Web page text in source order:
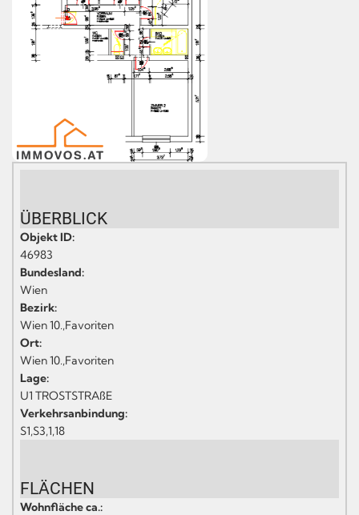
ÜBERBLICK
Objekt ID:
46983
Bundesland:
Wien
Bezirk:
Wien 10.,Favoriten
Ort:
Wien 10.,Favoriten
Lage:
U1 TROSTSTRAßE
Verkehrsanbindung:
S1,S3,1,18
FLÄCHEN
Wohnfläche ca.: